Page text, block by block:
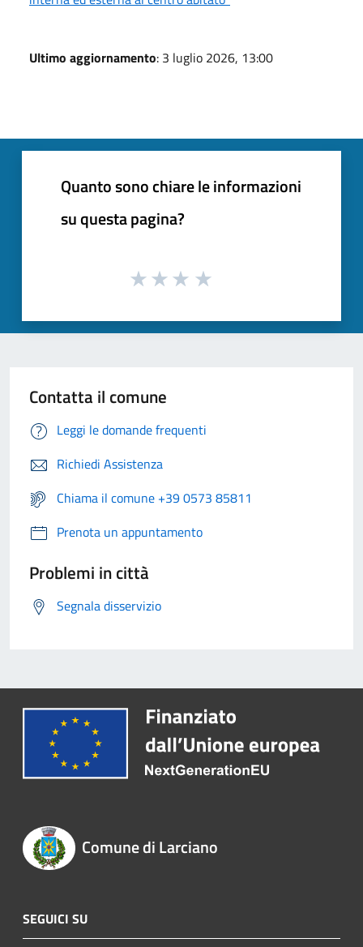
Ultimo aggiornamento: 3 luglio 2026, 13:00
Quanto sono chiare le informazioni
su questa pagina?
Contatta il comune
Leggi le domande frequenti
Richiedi Assistenza
Chiama il comune +39 0573 85811
Prenota un appuntamento
Problemi in città
Segnala disservizio
Comune di Larciano
SEGUICI SU